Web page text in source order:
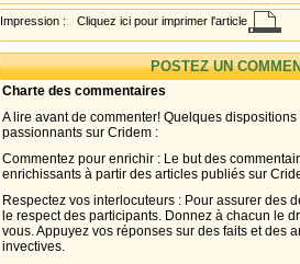
Impression : Cliquez ici pour imprimer l'article
POSTEZ UN
Charte des commentaires
A lire avant de commenter! Quelques
passionnants sur Cridem :
Commentez pour enrichir : Le but des
enrichissants à partir des articles publiés sur
Respectez vos interlocuteurs : Pour assurer des
le respect des participants. Donnez à chacun le
vous. Appuyez vos réponses sur des faits et des
invectives.